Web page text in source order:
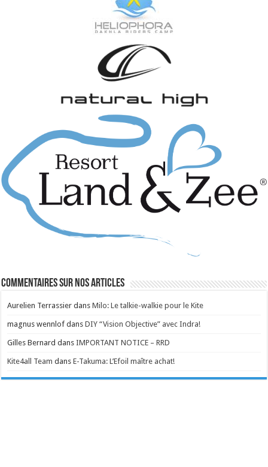
Commentaires sur nos articles
Aurelien Terrassier dansMilo: Le talkie-walkie pour le Kite
magnus wennlof dansDIY “Vision Objective” avec Indra!
Gilles Bernard dansIMPORTANT NOTICE – RRD
Kite4all Team dansE-Takuma: L’Efoil maître achat!